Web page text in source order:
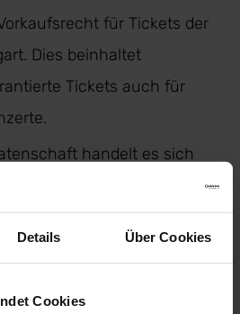
Details Über Cookies
Cookies
für Tickets der
Dies beinhaltet
Tickets auch für
handelt es sich
ein und können
kündigen.